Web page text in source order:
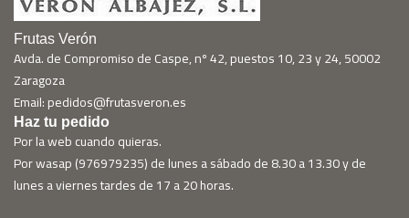
Frutas Verón
Avda. de Compromiso de Caspe, nº 42, puestos 10, 23 y 24, 50002
Zaragoza
Email: pedidos@frutasveron.es
Haz tu pedido
Por la web cuando quieras.
Por wasap (976979235) de lunes a sábado de 8.30 a 13.30 y de
lunes a viernes tardes de 17 a 20 horas.